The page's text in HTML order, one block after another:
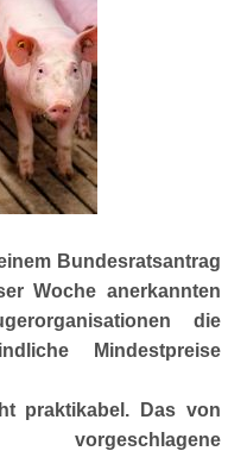
Bundesratsantrag
Woche anerkannten
die
Mindestpreise
praktikabel. Das von
vorgeschlagene